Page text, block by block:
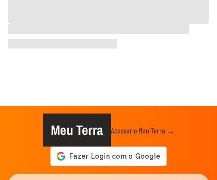
Meu Terra Acessar o Meu Terra →